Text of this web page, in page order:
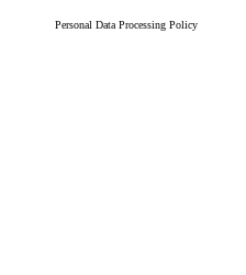
Personal Data Processing Policy